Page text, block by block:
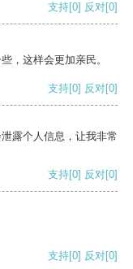
支持[0] 反对[0]
，这样会更加亲民。
支持[0] 反对[0]
露个人信息，让我非常
支持[0] 反对[0]
支持[0] 反对[0]